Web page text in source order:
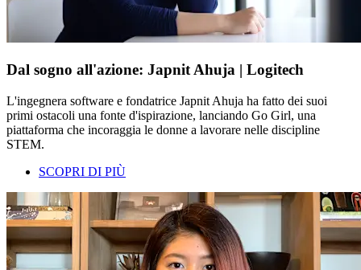
Dal sogno all'azione: Japnit Ahuja | Logitech
L'ingegnera software e fondatrice Japnit Ahuja ha fatto dei suoi
primi ostacoli una fonte d'ispirazione, lanciando Go Girl, una
piattaforma che incoraggia le donne a lavorare nelle discipline
STEM.
SCOPRI DI PIÙ